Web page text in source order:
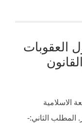
العقوبات
الاسلامية
المطلب الثاني:-